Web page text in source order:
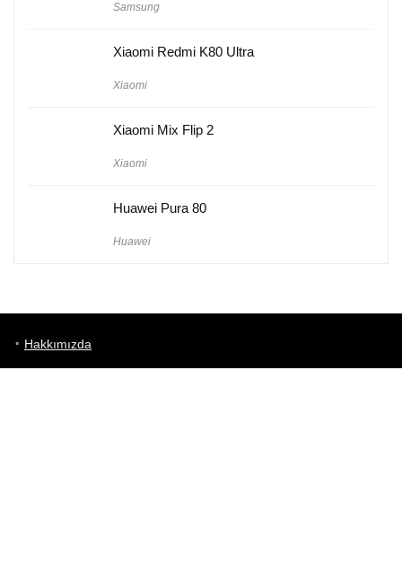
Samsung
Xiaomi Redmi K80 Ultra
Xiaomi
Xiaomi Mix Flip 2
Xiaomi
Huawei Pura 80
Huawei
Hakkımızda
Künye